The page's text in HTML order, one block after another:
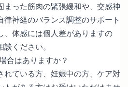
まった筋肉の緊張緩和や、交感神
神経のバランス調整のサポート
、体感には個人差がありますの
ください。
合はありますか？
れている方、妊娠中の方、ケア対